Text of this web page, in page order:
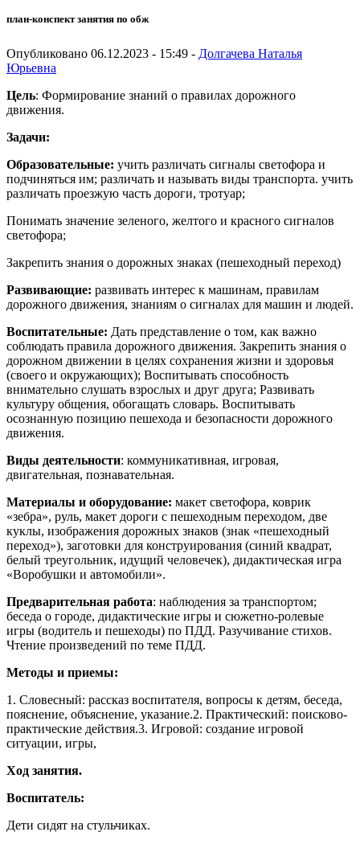
план-конспект занятия по обж
Опубликовано 06.12.2023 - 15:49 - Долгачева Наталья
Юрьевна
Цель: Формирование знаний о правилах дорожного
движения.
Задачи:
Образовательные: учить различать сигналы светофора и
подчиняться им; различать и называть виды транспорта. учить
различать проезжую часть дороги, тротуар;
Понимать значение зеленого, желтого и красного сигналов
светофора;
Закрепить знания о дорожных знаках (пешеходный переход)
Развивающие: развивать интерес к машинам, правилам
дорожного движения, знаниям о сигналах для машин и людей.
Воспитательные: Дать представление о том, как важно
соблюдать правила дорожного движения. Закрепить знания о
дорожном движении в целях сохранения жизни и здоровья
(своего и окружающих); Воспитывать способность
внимательно слушать взрослых и друг друга; Развивать
культуру общения, обогащать словарь. Воспитывать
осознанную позицию пешехода и безопасности дорожного
движения.
Виды деятельности: коммуникативная, игровая,
двигательная, познавательная.
Материалы и оборудование: макет светофора, коврик
«зебра», руль, макет дороги с пешеходным переходом, две
куклы, изображения дорожных знаков (знак «пешеходный
переход»), заготовки для конструирования (синий квадрат,
белый треугольник, идущий человечек), дидактическая игра
«Воробушки и автомобили».
Предварительная работа: наблюдения за транспортом;
беседа о городе, дидактические игры и сюжетно-ролевые
игры (водитель и пешеходы) по ПДД. Разучивание стихов.
Чтение произведений по теме ПДД.
Методы и приемы:
1. Словесный: рассказ воспитателя, вопросы к детям, беседа,
пояснение, объяснение, указание.2. Практический: поисково-
практические действия.3. Игровой: создание игровой
ситуации, игры,
Ход занятия.
Воспитатель:
Дети сидят на стульчиках.